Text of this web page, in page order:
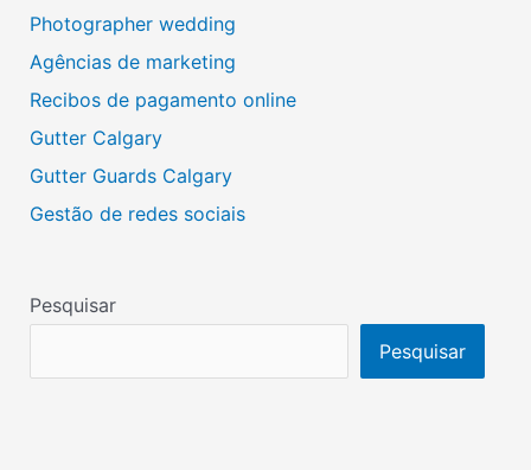
Photographer wedding
Agências de marketing
Recibos de pagamento online
Gutter Calgary
Gutter Guards Calgary
Gestão de redes sociais
Pesquisar
Pesquisar